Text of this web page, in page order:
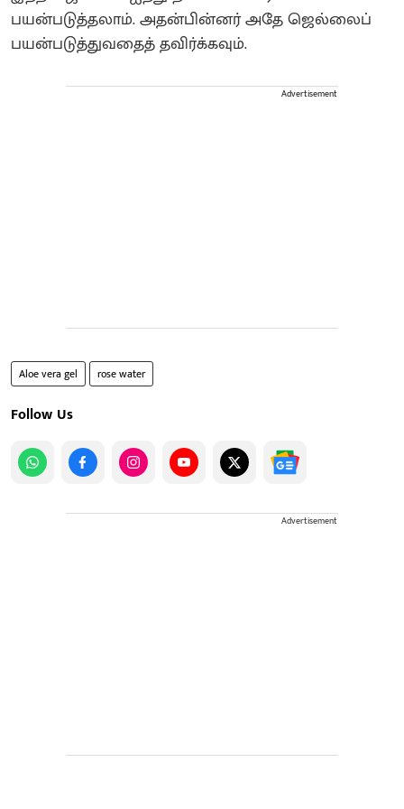
பயன்படுத்தலாம். அதன்பின்னர் அதே ஜெல்லைப்
பயன்படுத்துவதைத் தவிர்க்கவும்.
Advertisement
Aloe vera gel rose water
Follow Us
Advertisement